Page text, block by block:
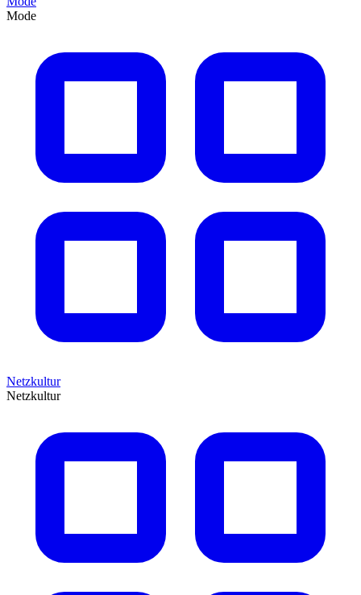
Mode
Netzkultur
Netzkultur